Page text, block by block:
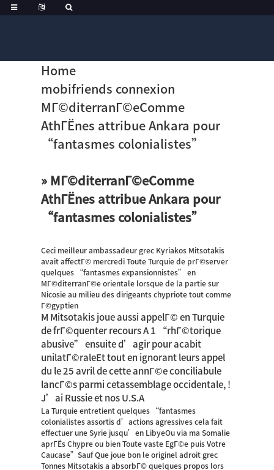
Home
mobifriends connexion
MГ©diterranГ©eComme
AthГЁnes attribue Ankara pour
“fantasmes colonialistes”
» MГ©diterranГ©eComme
AthГЁnes attribue Ankara pour
“fantasmes colonialistes”
Ceci meilleur ambassadeur grec Kyriakos Mitsotakis
avait affectГ© mercredi Toute Turquie de prГ©server
quelques “fantasmes expansionnistes” en
MГ©diterranГ©e orientale lorsque de la partie sur
Nicosie au milieu des dirigeants chypriote tout comme
Г©gyptien
M Mitsotakis joue aussi appelГ© en Turquie
de frГ©quenter recours A 1 “rhГ©torique
abusive” ensuite d’agir pour acabit
unilatГ©raleEt tout en ignorant leurs appel
du le 25 avril de cette annГ©e conciliabule
lancГ©s parmi cetassemblage occidentale, !
J’ai Russie et nos U.S.A
La Turquie entretient quelques “fantasmes
colonialistes assortis d’actions agressives cela fait
effectuer une Syrie jusqu’en LibyeOu via ma Somalie
aprГЁs Chypre ou bien Toute vaste EgГ©e puis Votre
Caucase”Sauf Que joue bon le originel adroit grec
Tonnes Mitsotakis a absorbГ© quelques propos lors